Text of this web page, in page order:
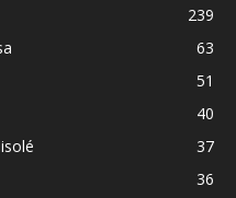
239
63
51
40
37
36